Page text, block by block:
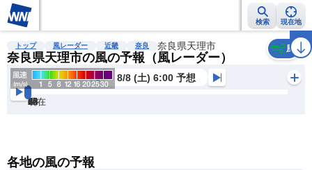
検索 現在地
雨雲レーダー 台風情報 地震情報 警報・注意報 2週間天気 ラ
トップ 風レーダー 近畿 奈良 奈良県天理市
奈良県天理市の風の予報（風レーダー）
風
8/8 (土) 6:00 予想
現在
6h
12
24
36
48
60
72
各地の風の予報